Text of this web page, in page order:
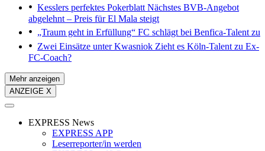
Kesslers perfektes Pokerblatt Nächstes BVB-Angebot
abgelehnt – Preis für El Mala steigt
„Traum geht in Erfüllung“ FC schlägt bei Benfica-Talent zu
Zwei Einsätze unter Kwasniok Zieht es Köln-Talent zu Ex-
FC-Coach?
Mehr anzeigen
ANZEIGE X
EXPRESS News
EXPRESS APP
Leserreporter/in werden